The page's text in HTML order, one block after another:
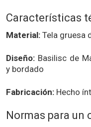
Características
Material: Tela gruesa
Diseño: Basilisc de
y bordado
Fabricación: Hecho
Normas para un